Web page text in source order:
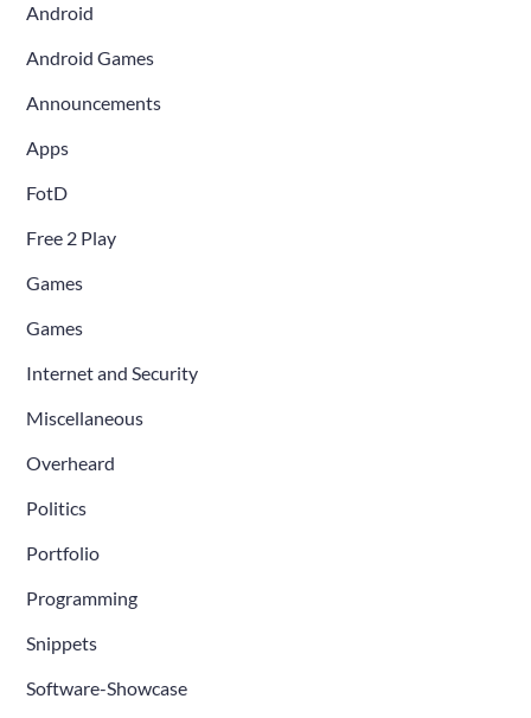
Android
Android Games
Announcements
Apps
FotD
Free 2 Play
Games
Games
Internet and Security
Miscellaneous
Overheard
Politics
Portfolio
Programming
Snippets
Software-Showcase